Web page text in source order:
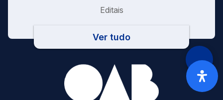
Editais
Ver tudo